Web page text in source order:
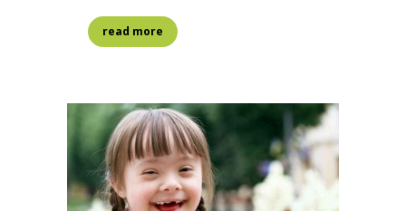
read more